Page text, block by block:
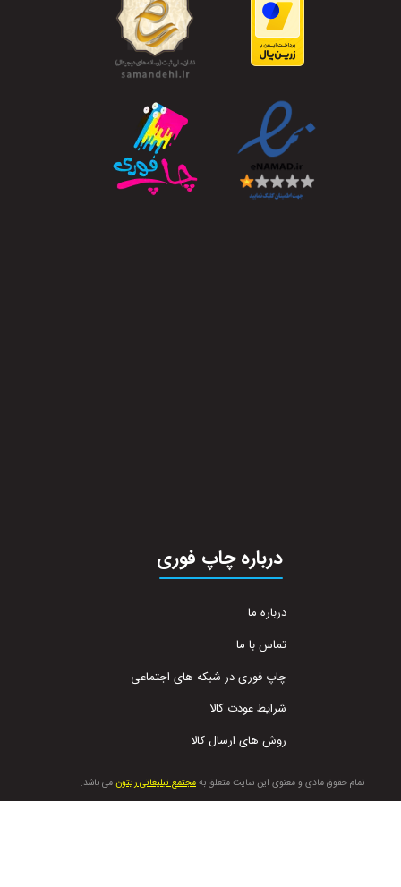
تمام حقوق مادی و معنوی این سایت متعلق به مجتمع تبلیغاتی ریتون می باشد.
درباره چاپ فوری
درباره ما
تماس با ما
چاپ فوری در شبکه های اجتماعی
شرایط عودت کالا
روش های ارسال کالا